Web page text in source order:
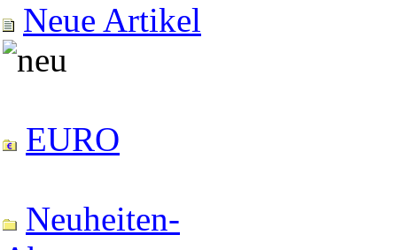
Neue Artikel
EURO
Neuheiten-